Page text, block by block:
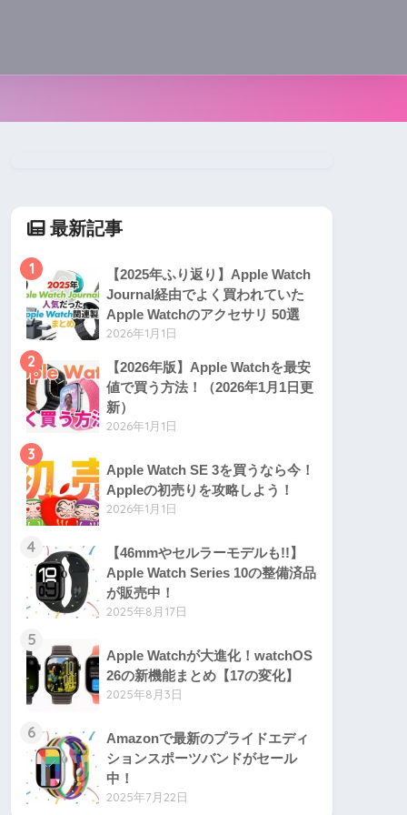
最新記事
1
【2025年ふり返り】Apple Watch
Journal経由でよく買われていた
Apple Watchのアクセサリ 50選
2026年1月1日
2
【2026年版】Apple Watchを最安
値で買う方法！（2026年1月1日更
新）
2026年1月1日
3
Apple Watch SE 3を買うなら今！
Appleの初売りを攻略しよう！
2026年1月1日
4
【46mmやセルラーモデルも!!】
Apple Watch Series 10の整備済品
が販売中！
2025年8月17日
5
Apple Watchが大進化！watchOS
26の新機能まとめ【17の変化】
2025年8月3日
6
Amazonで最新のプライドエディ
ションスポーツバンドがセール
中！
2025年7月22日